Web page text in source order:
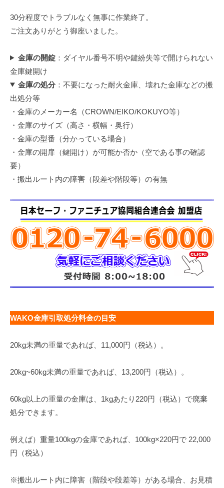
30分程度でトラブルなく無事に作業終了。
ご注文ありがとう御座いました。
金庫の開錠：ダイヤル番号不明や鍵紛失等で開けられない
金庫鍵開け
金庫の処分：不要になった耐火金庫、壊れた金庫などの搬
出処分等
・金庫のメーカー名（CROWN/EIKO/KOKUYO等）
・金庫のサイズ（高さ・横幅・奥行）
・金庫の型番（分かっている場合）
・金庫の開扉（鍵開け）が可能か否か（空である事の確認
要）
・搬出ルート内の障害（段差や階段等）の有無
WAKO金庫引取処分料金の目安
20kg未満の重量であれば、11,000円（税込）。
20kg~60kg未満の重量であれば、13,200円（税込）。
60kg以上の重量の金庫は、1kgあたり220円（税込）で廃棄
処分できます。
例えば）重量100kgの金庫であれば、100kg×220円で 22,000
円（税込）
※搬出ルート内に障害（階段や段差等）がある場合、お見積